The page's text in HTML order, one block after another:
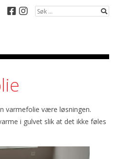
Søk etter:
Søk
Facebook
Instagram
varmefolie være løsningen.
i gulvet slik at det ikke føles